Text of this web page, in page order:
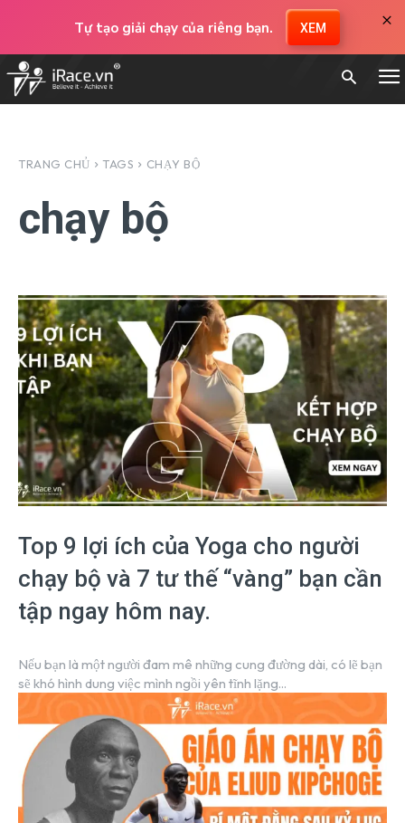
Tự tạo giải chạy của riêng bạn. XEM ×
TRANG CHỦ TAGS CHẠY BỘ
chạy bộ
Top 9 lợi ích của Yoga cho người
chạy bộ và 7 tư thế “vàng” bạn cần
tập ngay hôm nay.
Nếu bạn là một người đam mê những cung đường dài, có lẽ bạn
sẽ khó hình dung việc mình ngồi yên tĩnh lặng...